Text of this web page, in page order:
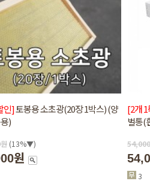
인]토봉용 소초광(20장 1박스) (양
)
원 (13%▼)
원
[2개
벌통(
54,000
3